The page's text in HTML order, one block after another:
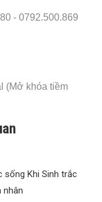
- 0792.500.869
(Mở khóa tiềm
sống Khi Sinh trắc
nhân